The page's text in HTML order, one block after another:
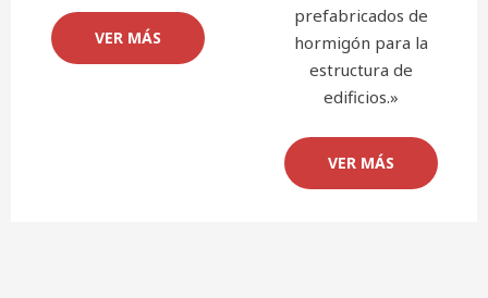
VER MÁS
prefabricados de
hormigón para la
estructura de
edificios.»
VER MÁS